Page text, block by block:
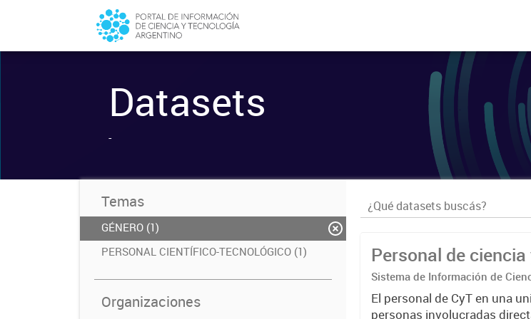
Datasets
-
Temas
GÉNERO (1)
PERSONAL CIENTÍFICO-TECNOLÓGICO (1)
Organizaciones
Personal de
Sistema de Información de
El personal de CyT en una
personas involucradas